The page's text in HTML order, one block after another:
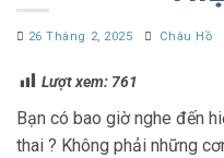
26 Tháng 2, 2025 Châu Hồ
Lượt xem: 761
Bạn có bao giờ nghe đến
thai ? Không phải những